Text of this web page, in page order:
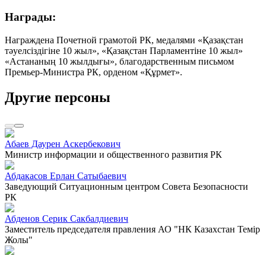
Награды:
Награждена Почетной грамотой РК, медалями «Қазақстан
тәуелсіздігіне 10 жыл», «Қазақстан Парламентіне 10 жыл»
«Астананың 10 жылдығы», благодарственным письмом
Премьер-Министра РК, орденом «Құрмет».
Другие персоны
Абаев Даурен Аскербекович
Министр информации и общественного развития РК
Абдакасов Ерлан Сатыбаевич
Заведующий Ситуационным центром Совета Безопасности
РК
Абденов Серик Сакбалдиевич
Заместитель председателя правления АО "НК Казахстан Темiр
Жолы"